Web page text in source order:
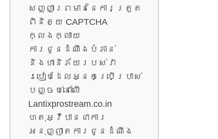
សញ្ញាព្រមាននៃការត្រួត
ពិនិត្យ CAPTCHA
ក្លែងក្លាយ
ការជូនដំណឹងបំភាន់
និងហានិភ័យរបស់វា
របៀបដែលអ្នកប្រើប្រាស់
បញ្ចប់នៅលើ
Lantixprostream.co.in
ហេតុអ្វីបានជាការ
អនុញ្ញាតការជូនដំណឹង